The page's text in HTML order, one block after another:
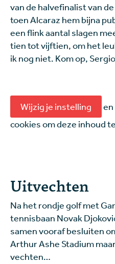
van de halvefinalist van
toen Alcaraz hem bijna
een flink aantal slagen
tien tot vijftien, om het
ik nog niet. Kom op,
Wijzig je instelling
cookies om deze inhoud
Uitvechten
Na het rondje golf met
tennisbaan Novak
samen vooraf besluiten
Arthur Ashe Stadium
vechten…